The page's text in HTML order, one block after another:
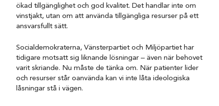
ökad tillgänglighet och god kvalitet. Det handlar inte om
vinstjakt, utan om att använda tillgängliga resurser på ett
ansvarsfullt sätt.
Socialdemokraterna, Vänsterpartiet och Miljöpartiet har
tidigare motsatt sig liknande lösningar – även när behovet
varit skriande. Nu måste de tänka om. När patienter lider
och resurser står oanvända kan vi inte låta ideologiska
låsningar stå i vägen.